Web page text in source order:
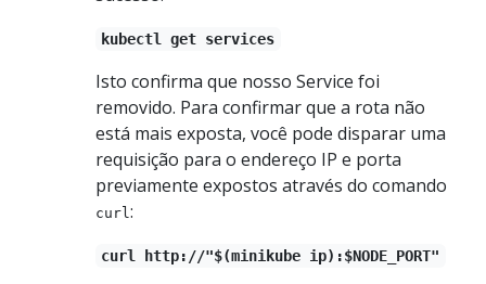
kubectl get services
Isto confirma que nosso Service foi
removido. Para confirmar que a rota não
está mais exposta, você pode disparar uma
requisição para o endereço IP e porta
previamente expostos através do comando
curl :
curl http://"$(minikube ip):$NODE_PORT"